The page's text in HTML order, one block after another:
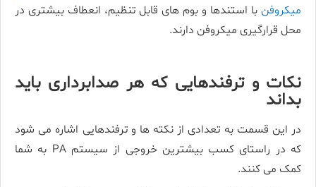
میکروفن با استندها و بوم های قابل تنظیم، انعطاف بیشتری در
محل قرارگیری میکروفن دارند.
نکات و ترفندهایی که هر صدابرداری باید
بداند
در این قسمت به تعدادی از نکته­ ها و ترفندهایی اشاره می­ شود
که در راستای کسب بیشترین خروجی از سیستم PA به شما
کمک می­ کنند.